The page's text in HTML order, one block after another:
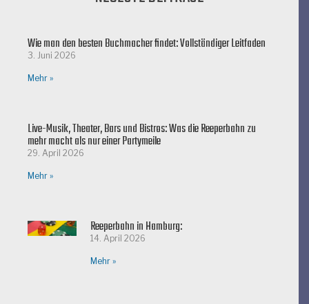
Wie man den besten Buchmacher findet: Vollständiger Leitfaden
3. Juni 2026
Mehr »
Live-Musik, Theater, Bars und Bistros: Was die Reeperbahn zu
mehr macht als nur einer Partymeile
29. April 2026
Mehr »
Reeperbahn in Hamburg:
14. April 2026
Mehr »